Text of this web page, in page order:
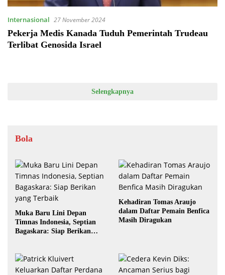
Internasional 27 November 2024
Pekerja Medis Kanada Tuduh Pemerintah Trudeau
Terlibat Genosida Israel
Selengkapnya
Bola
Muka Baru Lini Depan
Timnas Indonesia, Septian
Bagaskara: Siap Berikan
Kehadiran Tomas Araujo
dalam Daftar Pemain Benfica
Masih Diragukan